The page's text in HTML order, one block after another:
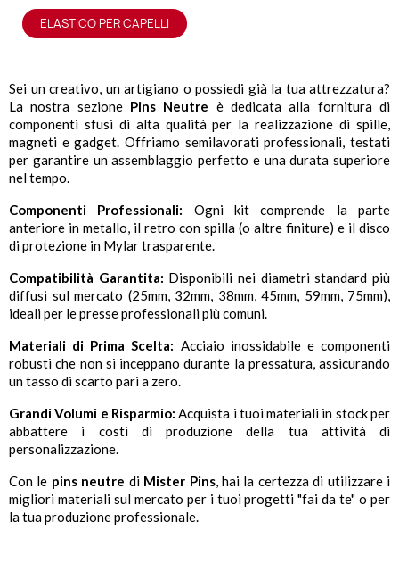
ELASTICO PER CAPELLI
Sei un creativo, un artigiano o possiedi già la tua attrezzatura?
La nostra sezione Pins Neutre è dedicata alla fornitura di
componenti sfusi di alta qualità per la realizzazione di spille,
magneti e gadget. Offriamo semilavorati professionali, testati
per garantire un assemblaggio perfetto e una durata superiore
nel tempo.
Componenti Professionali: Ogni kit comprende la parte
anteriore in metallo, il retro con spilla (o altre finiture) e il disco
di protezione in Mylar trasparente.
Compatibilità Garantita: Disponibili nei diametri standard più
diffusi sul mercato (25mm, 32mm, 38mm, 45mm, 59mm, 75mm),
ideali per le presse professionali più comuni.
Materiali di Prima Scelta: Acciaio inossidabile e componenti
robusti che non si inceppano durante la pressatura, assicurando
un tasso di scarto pari a zero.
Grandi Volumi e Risparmio: Acquista i tuoi materiali in stock per
abbattere i costi di produzione della tua attività di
personalizzazione.
Con le pins neutre di Mister Pins, hai la certezza di utilizzare i
migliori materiali sul mercato per i tuoi progetti "fai da te" o per
la tua produzione professionale.